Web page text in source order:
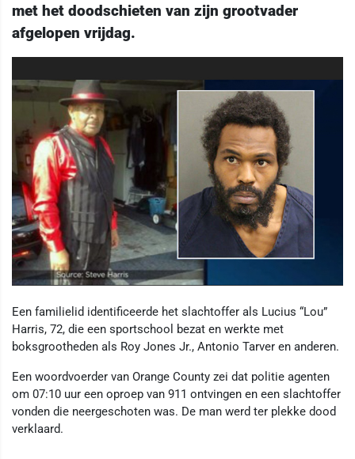
met het doodschieten van zijn grootvader
afgelopen vrijdag.
Een familielid identificeerde het slachtoffer als Lucius “Lou”
Harris, 72, die een sportschool bezat en werkte met
boksgrootheden als Roy Jones Jr., Antonio Tarver en anderen.
Een woordvoerder van Orange County zei dat politie agenten
om 07:10 uur een oproep van 911 ontvingen en een slachtoffer
vonden die neergeschoten was. De man werd ter plekke dood
verklaard.